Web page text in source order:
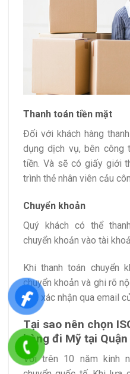
Thanh toán tiền mặt
Đối với khách hàng
dụng dịch vụ, bên công
tiền. Và sẽ có giấy giới
trình thẻ nhân viên cảu
Chuyển khoản
Quý khách có thể
chuyển khoản vào tài
Khi thanh toán chuyển
chuyển khoản và ghi rõ
bên xác nhận qua email
Tại sao nên chọn
hàng đi Mỹ tại Quận
Với trên 10 năm kinh